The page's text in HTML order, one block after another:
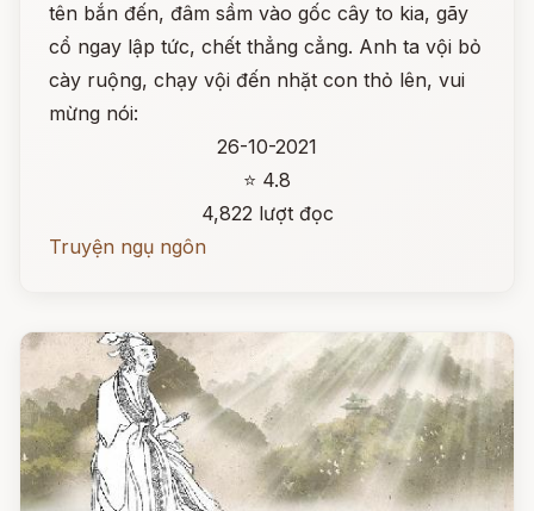
tên bắn đến, đâm sầm vào gốc cây to kia, gãy
cổ ngay lập tức, chết thẳng cẳng. Anh ta vội bỏ
cày ruộng, chạy vội đến nhặt con thỏ lên, vui
mừng nói:
26-10-2021
⭐ 4.8
4,822 lượt đọc
Truyện ngụ ngôn